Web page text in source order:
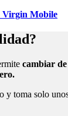
Virgin Mobile
cambiar
y toma solo